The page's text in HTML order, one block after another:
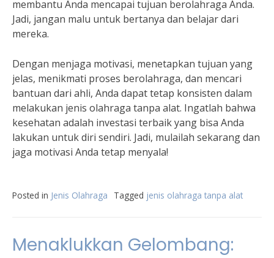
membantu Anda mencapai tujuan berolahraga Anda.
Jadi, jangan malu untuk bertanya dan belajar dari
mereka.
Dengan menjaga motivasi, menetapkan tujuan yang
jelas, menikmati proses berolahraga, dan mencari
bantuan dari ahli, Anda dapat tetap konsisten dalam
melakukan jenis olahraga tanpa alat. Ingatlah bahwa
kesehatan adalah investasi terbaik yang bisa Anda
lakukan untuk diri sendiri. Jadi, mulailah sekarang dan
jaga motivasi Anda tetap menyala!
Posted in Jenis Olahraga Tagged jenis olahraga tanpa alat
Menaklukkan Gelombang: